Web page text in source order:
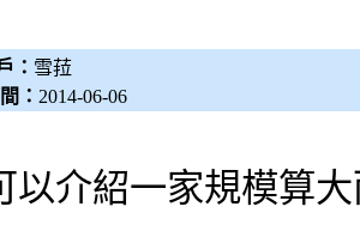
： 雪菈
： 2014-06-06
以介紹一家規模算